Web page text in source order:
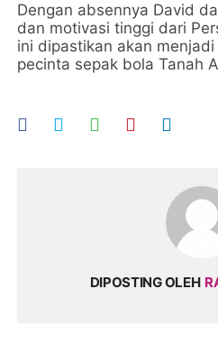
Dengan absennya David
dan motivasi tinggi dari
ini dipastikan akan
pecinta sepak bola Tanah
DIPOSTING OLEH